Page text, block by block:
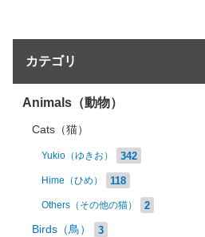
カテゴリ
Animals（動物）
Cats（猫）
Yukio（ゆきお） 342
Hime（ひめ） 118
Others（その他の猫） 2
Birds（鳥） 3